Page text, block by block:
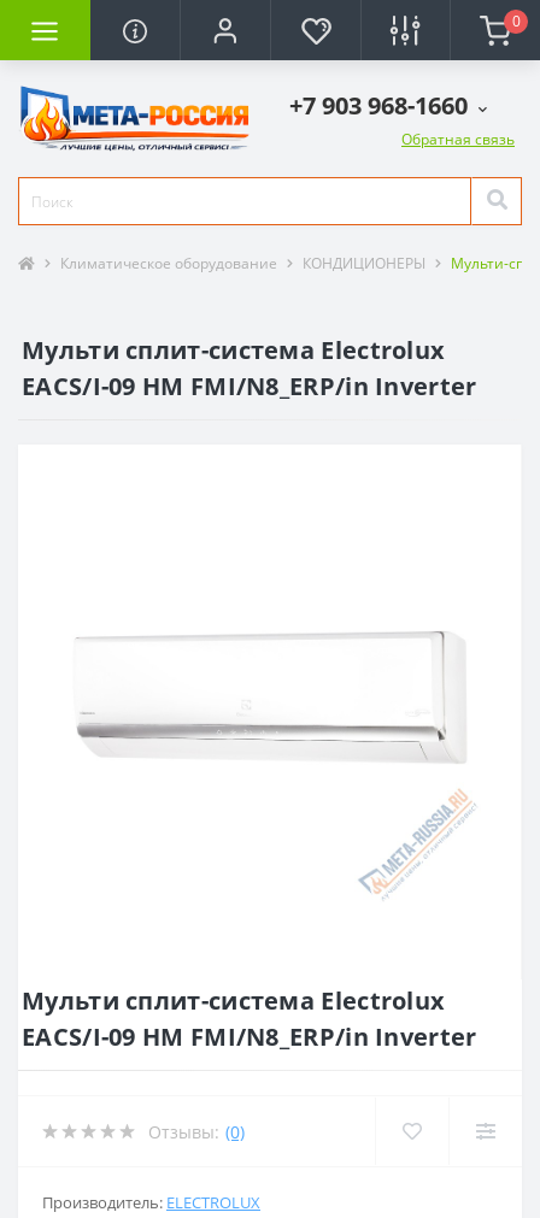
0
+7 903 968-1660
Обратная связь
Климатическое оборудование КОНДИЦИОНЕРЫ Мульти-
Мульти сплит-система Electrolux
EACS/I-09 HM FMI/N8_ERP/in Inverter
Мульти сплит-система Electrolux
EACS/I-09 HM FMI/N8_ERP/in Inverter
Отзывы: (0)
Производитель: ELECTROLUX